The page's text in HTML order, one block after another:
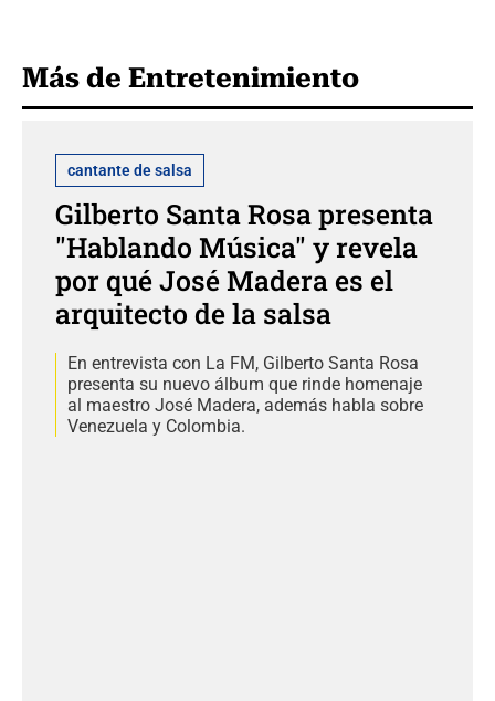
Más de Entretenimiento
cantante de salsa
Gilberto Santa Rosa presenta
"Hablando Música" y revela
por qué José Madera es el
arquitecto de la salsa
En entrevista con La FM, Gilberto Santa Rosa
presenta su nuevo álbum que rinde homenaje
al maestro José Madera, además habla sobre
Venezuela y Colombia.